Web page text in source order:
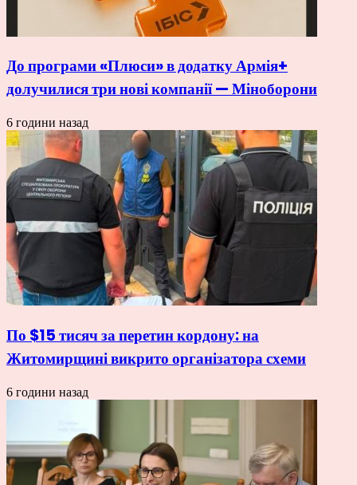
До програми «Плюси» в додатку Армія+
долучилися три нові компанії — Міноборони
6 години назад
По $15 тисяч за перетин кордону: на
Житомирщині викрито організатора схеми
6 години назад